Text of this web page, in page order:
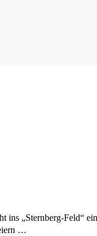
„Sternberg-Feld“
…